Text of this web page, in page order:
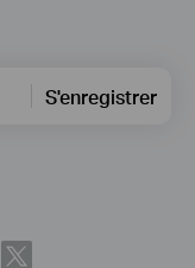
S'enregistrer